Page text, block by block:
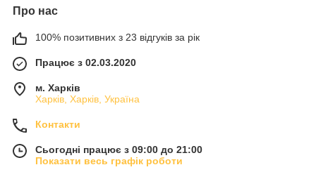
Про нас
100% позитивних з 23 відгуків за рік
Працює з 02.03.2020
м. Харків
Харків, Харків, Україна
Контакти
Сьогодні працює з 09:00 до 21:00
Показати весь графік роботи